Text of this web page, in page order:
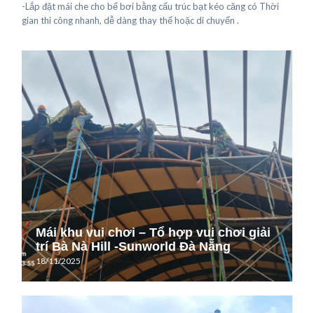
-Lắp đặt mái che cho bể bơi bằng cấu trúc bạt kéo căng có Thời
gian thi công nhanh, dễ dàng thay thế hoặc di chuyển .
Mái khu vui chơi – Tổ hợp vui chơi giải
trí Bà Nà Hill -Sunworld Đà Nẵng
18/11/2025